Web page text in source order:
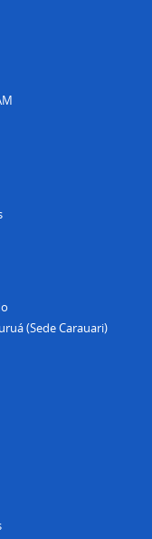
(Sede Carauari)